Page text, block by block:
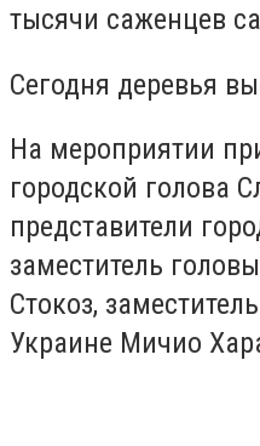
тысячи саженцев
Сегодня деревья
На мероприятии
городской голова
представители
заместитель
Стокоз,
Украине Мичио